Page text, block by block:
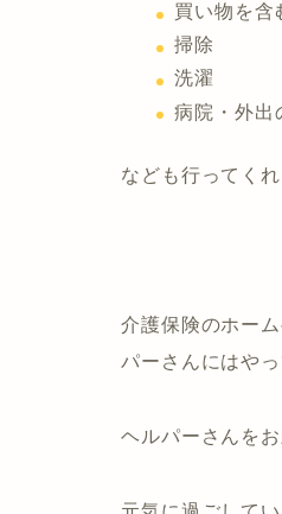
買い物を含
掃除
洗濯
病院・ 外出
なども行ってくれ
介護保険のホー
パーさんにはや
ヘルパーさんを